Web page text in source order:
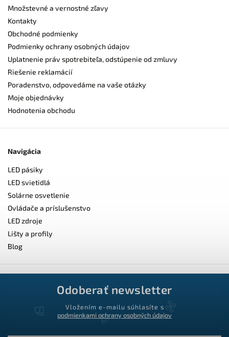
Množstevné a vernostné zľavy
Kontakty
Obchodné podmienky
Podmienky ochrany osobných údajov
Uplatnenie práv spotrebiteľa, odstúpenie od zmluvy
Riešenie reklamácií
Poradenstvo, odpovedáme na vaše otázky
Moje objednávky
Hodnotenia obchodu
Navigácia
LED pásiky
LED svietidlá
Solárne osvetlenie
Ovládače a príslušenstvo
LED zdroje
Lišty a profily
Blog
Odoberať newsletter
Vložením e-mailu súhlasíte s
podmienkami ochrany osobných údajov